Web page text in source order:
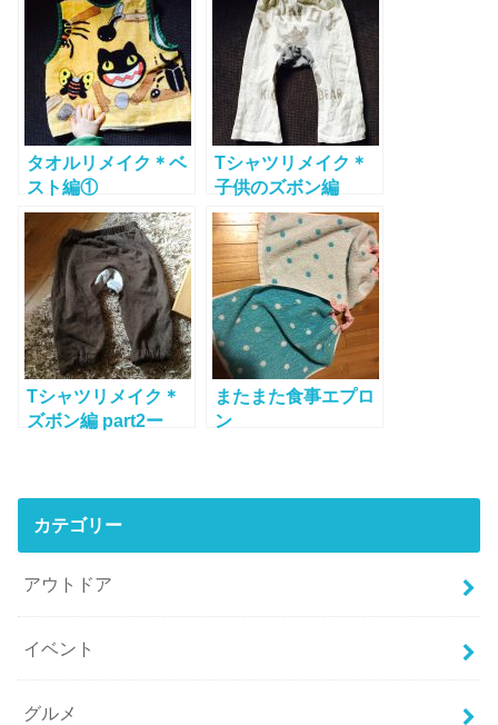
タオルリメイク＊ベ
スト編①
Tシャツリメイク＊
子供のズボン編
Tシャツリメイク＊
ズボン編 part2ー
またまた食事エプロ
ン
カテゴリー
アウトドア
イベント
グルメ